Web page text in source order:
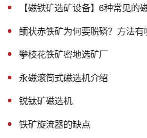
【磁铁矿选矿设备】6种常见的
鲕状赤铁矿为何要脱磷？方法有
攀枝花铁矿密地选矿厂
永磁滚筒式磁选机介绍
锐钛矿磁选机
铁矿旋流器的缺点